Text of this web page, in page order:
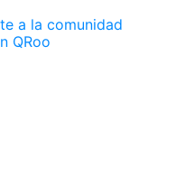
a la comunidad
QRoo